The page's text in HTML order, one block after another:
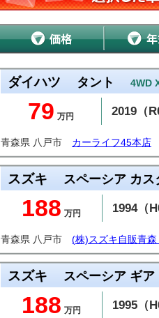
ダイハツ タント 4WD
79 万円 2019（
青森県 八戸市 カーライフ45本店
スズキ スペーシア カス
188 万円 1994（
青森県 八戸市 (株)スズキ自販青森
スズキ スペーシア ギア
188 万円 1995（